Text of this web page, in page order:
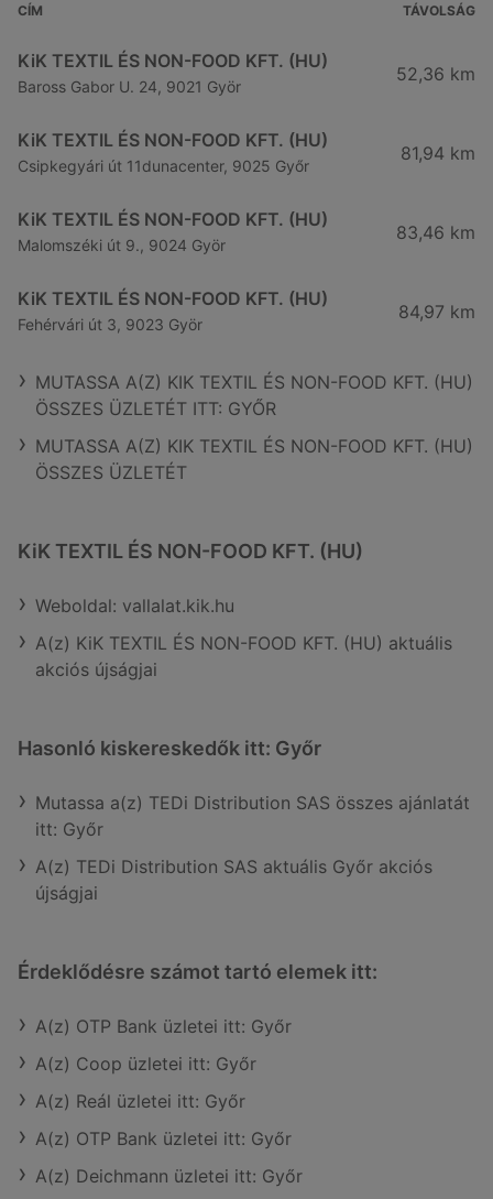
CÍM TÁVOLSÁG
KiK TEXTIL ÉS NON-FOOD KFT. (HU)
Baross Gabor U. 24, 9021 Györ
52,36 km
KiK TEXTIL ÉS NON-FOOD KFT. (HU)
Csipkegyári út 11dunacenter, 9025 Győr
81,94 km
KiK TEXTIL ÉS NON-FOOD KFT. (HU)
Malomszéki út 9., 9024 Györ
83,46 km
KiK TEXTIL ÉS NON-FOOD KFT. (HU)
Fehérvári út 3, 9023 Györ
84,97 km
MUTASSA A(Z) KIK TEXTIL ÉS NON-FOOD KFT. (HU)
ÖSSZES ÜZLETÉT ITT: GYŐR
MUTASSA A(Z) KIK TEXTIL ÉS NON-FOOD KFT. (HU)
ÖSSZES ÜZLETÉT
KiK TEXTIL ÉS NON-FOOD KFT. (HU)
Weboldal: vallalat.kik.hu
A(z) KiK TEXTIL ÉS NON-FOOD KFT. (HU) aktuális
akciós újságjai
Hasonló kiskereskedők itt: Győr
Mutassa a(z) TEDi Distribution SAS összes ajánlatát
itt: Győr
A(z) TEDi Distribution SAS aktuális Győr akciós
újságjai
Érdeklődésre számot tartó elemek itt:
A(z) OTP Bank üzletei itt: Győr
A(z) Coop üzletei itt: Győr
A(z) Reál üzletei itt: Győr
A(z) OTP Bank üzletei itt: Győr
A(z) Deichmann üzletei itt: Győr